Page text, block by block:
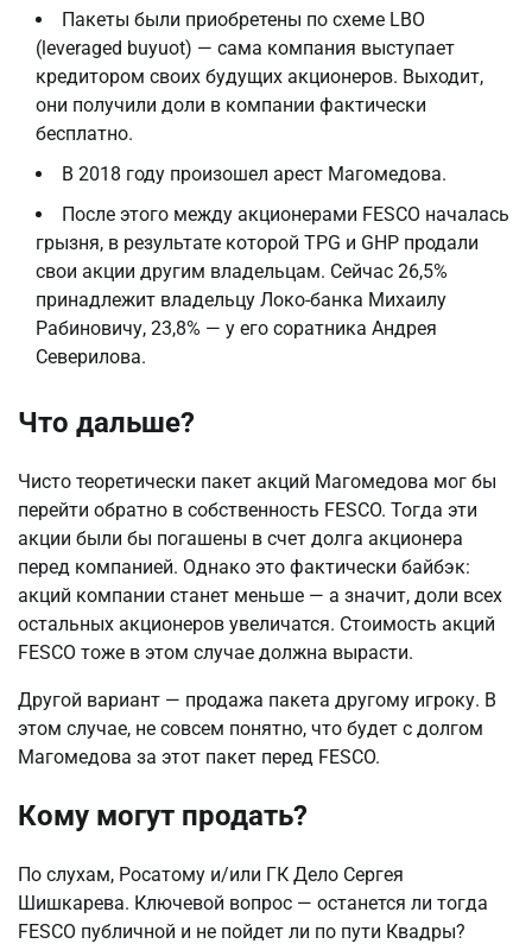
Пакеты были приобретены по схеме LBO
(leveraged buyuot) — сама компания выступает
кредитором своих будущих акционеров. Выходит,
они получили доли в компании фактически
бесплатно.
В 2018 году произошел арест Магомедова.
После этого между акционерами FESCO началась
грызня, в результате которой TPG и GHP продали
свои акции другим владельцам. Сейчас 26,5%
принадлежит владельцу Локо-банка Михаилу
Рабиновичу, 23,8% — у его соратника Андрея
Северилова.
Что дальше?
Чисто теоретически пакет акций Магомедова мог бы
перейти обратно в собственность FESCO. Тогда эти
акции были бы погашены в счет долга акционера
перед компанией. Однако это фактически байбэк:
акций компании станет меньше — а значит, доли всех
остальных акционеров увеличатся. Стоимость акций
FESCO тоже в этом случае должна вырасти.
Другой вариант — продажа пакета другому игроку. В
этом случае, не совсем понятно, что будет с долгом
Магомедова за этот пакет перед FESCO.
Кому могут продать?
По слухам, Росатому и/или ГК Дело Сергея
Шишкарева. Ключевой вопрос — останется ли тогда
FESCO публичной и не пойдет ли по пути Квадры?